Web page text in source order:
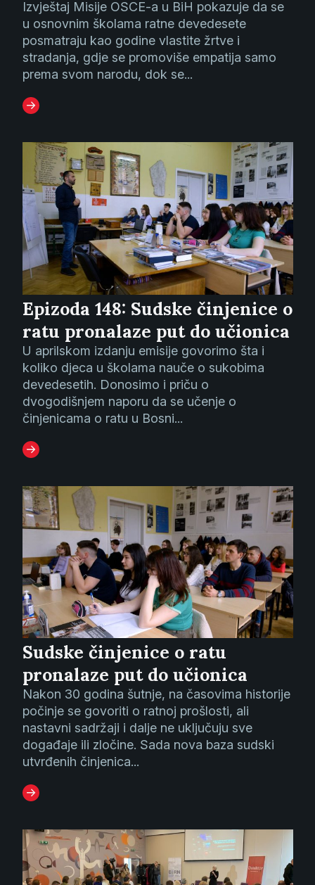
Izvještaj Misije OSCE-a u BiH pokazuje da se
u osnovnim školama ratne devedesete
posmatraju kao godine vlastite žrtve i
stradanja, gdje se promoviše empatija samo
prema svom narodu, dok se...
Epizoda 148: Sudske činjenice o
ratu pronalaze put do učionica
U aprilskom izdanju emisije govorimo šta i
koliko djeca u školama nauče o sukobima
devedesetih. Donosimo i priču o
dvogodišnjem naporu da se učenje o
činjenicama o ratu u Bosni...
Sudske činjenice o ratu
pronalaze put do učionica
Nakon 30 godina šutnje, na časovima historije
počinje se govoriti o ratnoj prošlosti, ali
nastavni sadržaji i dalje ne uključuju sve
događaje ili zločine. Sada nova baza sudski
utvrđenih činjenica...